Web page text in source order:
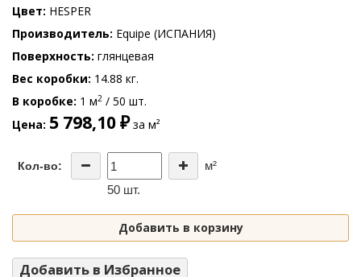
Цвет HESPER
Производитель Equipe (ИСПАНИЯ)
Поверхность глянцевая
Вес коробки 14.88 кг.
В коробке 1 м2 / 50 шт.
Цена 5 798,10 ₽за м²
Кол-во:
м²
50 шт.
Добавить в корзину
Добавить в Избранное